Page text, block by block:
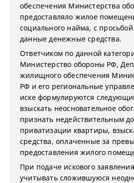
обеспечения Министерства
предоставляло жилое
социального найма, с
данные денежные средства.
Ответчиком по данной
Министерство обороны РФ,
жилищного обеспечения
РФ и его региональные
иске формулируются
взыскать неосновательное
признать недействительным
приватизации квартиры,
средства, оплаченные за
предоставления жилого
При подаче искового
учитывать сложившуюся